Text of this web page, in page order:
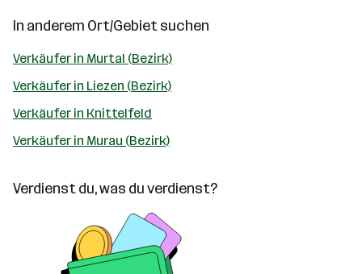
In anderem Ort/Gebiet suchen
Verkäufer in Murtal (Bezirk)
Verkäufer in Liezen (Bezirk)
Verkäufer in Knittelfeld
Verkäufer in Murau (Bezirk)
Verdienst du, was du verdienst?